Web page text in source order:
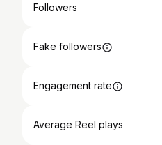
Followers
Fake followers
Engagement rate
Average Reel plays